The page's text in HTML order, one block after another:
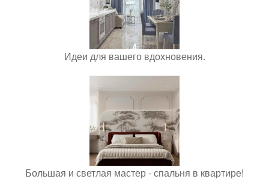
Идеи для вашего вдохновения.
Большая и светлая мастер - спальня в квартире!